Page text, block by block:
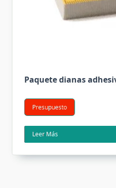
Paquete dianas
Presupuesto
Leer Más